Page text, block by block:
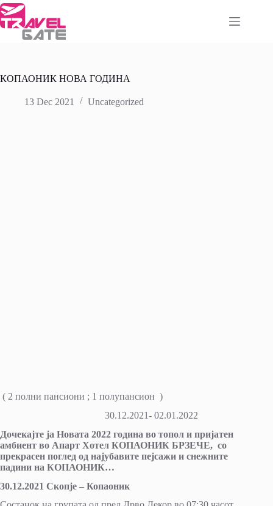
Skip
to
content
КОПАОНИК НОВА ГОДИНА
13 Dec 2021 Uncategorized
( 2 полни пансиони ; 1 полупансион )
30.12.2021- 02.01.2022
Дочекајте ја Новата 2022 година во топол и пријатен
амбиент во Апарт Хотел КОПАОНИК БРЗЕЧЕ, со
прекрасен поглед од најубавите пејсажи и снежните
падини на КОПАОНИК…
30.12.2021 Скопје – Копаоник